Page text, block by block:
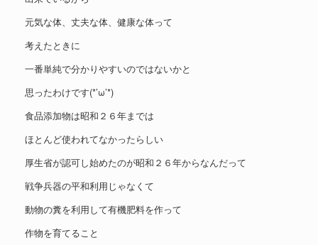
元気な体、丈夫な体、健康な体って
考えたときに
一番単純で分かりやすいのではないかと
思ったわけです(*’ω’*)
食品添加物は昭和２６年までは
ほとんど使われてなかったらしい
厚生省が認可し始めたのが昭和２６年からなんだって
戦争兵器の平和利用じゃなくて
動物の糞を利用して有機肥料を作って
作物を育てること